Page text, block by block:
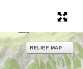
RELIEF MAP